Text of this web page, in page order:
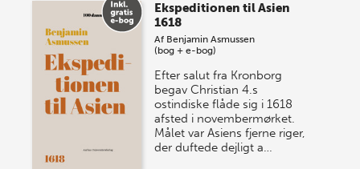
Ekspeditionen til Asien
1618
Af Benjamin Asmussen
(bog + e-bog)
Efter salut fra Kronborg
begav Christian 4.s
ostindiske flåde sig i 1618
afsted i novembermørket.
Målet var Asiens fjerne riger,
der duftede dejligt a…